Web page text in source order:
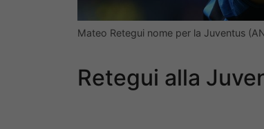
Mateo Retegui nome per la Juventus
Retegui alla